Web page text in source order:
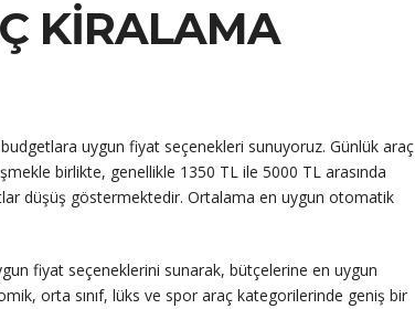
KIRALAMA
uygun fiyat seçenekleri sunuyoruz. Günlük araç
birlikte, genellikle 1350 TL ile 5000 TL arasında
düşüş göstermektedir. Ortalama en uygun otomatik
fiyat seçeneklerini sunarak, bütçelerine en uygun
orta sınıf, lüks ve spor araç kategorilerinde geniş bir